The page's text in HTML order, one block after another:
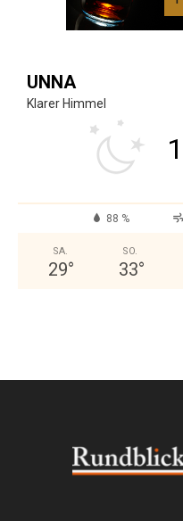
UNNA
Klarer Himmel
88 %
SA.
29°
SO.
33°